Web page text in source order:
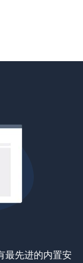
最先进的内置安